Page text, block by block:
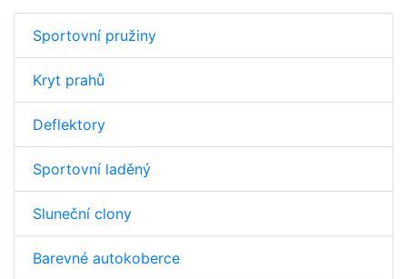
Sportovní pružiny
Kryt prahů
Deflektory
Sportovní laděný
Sluneční clony
Barevné autokoberce